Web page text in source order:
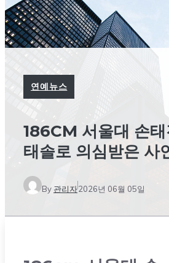
연예뉴스
186CM 서울대 손
태솔로 의심받은 사
By 관리자2026년 06월 05일